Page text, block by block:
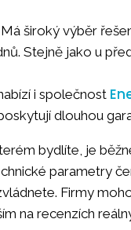
Má široký výběr
Stejně jako u
i společnost
dlouhou
bydlíte, je
parametry
Firmy
na recenzích